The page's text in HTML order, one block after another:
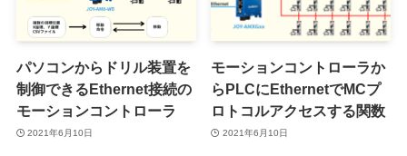
パソコンからドリル装置を
制御できるEthernet接続の
モーションコントローラ
2021年6月10日
モーションコントローラか
らPLCにEthernetでMCプ
ロトコルアクセスする関数
2021年6月10日